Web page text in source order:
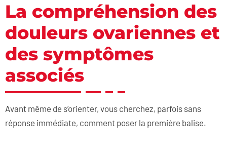
La compréhension des
douleurs ovariennes et
des symptômes
associés
Avant même de s’orienter, vous cherchez, parfois sans
réponse immédiate, comment poser la première balise.